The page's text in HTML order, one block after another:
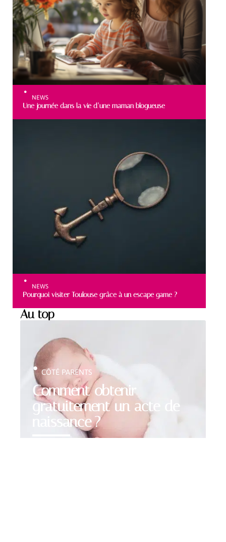
NEWS
Une journée dans la vie d’une maman blogueuse
NEWS
Pourquoi visiter Toulouse grâce à un escape game ?
Au top
Comment obtenir
gratuitement un acte de
naissance ?
CÔTÉ PARENTS